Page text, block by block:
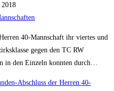
2018
40-Mannschaft ihr viertes und
gegen den TC RW
in den Einzeln konnten durch…
Abschluss der Herren 40-